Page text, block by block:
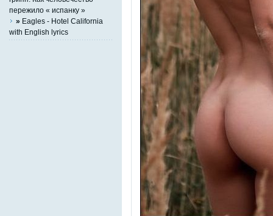
пережило « испанку »
» Eagles - Hotel California
with English lyrics